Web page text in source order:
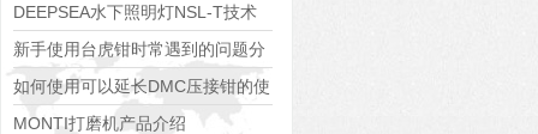
技巧分享
DEEPSEA水下照明灯NSL-T技术
数据及外观尺寸图
新手使用台虎钳时常遇到的问题分
析
如何使用可以延长DMC压接钳的使
用寿命
MONTI打磨机产品介绍